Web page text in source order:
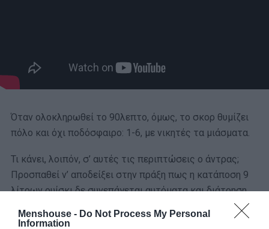
Menshouse - Do Not Process My Personal
Information
Όταν ολοκληρωθεί το 90λεπτο, όμως, το σκορ θυμίζει
πόλο και όχι ποδόσφαιρο: 1-6, με νικητές τα μιάσματα.
Τι κάνει, λοιπόν, σ’ αυτές τις περιπτώσεις ο άντρας;
Προσπαθεί ν’ αποδείξει στην πράξη πως η κατάποση 9
λίτρων ουίσκι δε συνεπάγεται αυτόματα και διάτρηση
στομάχου κι όταν επιστρέψει σπίτι βάφει μαύρους τους
τοίχους, κλείνει τα παντζούρια και κλαίει με